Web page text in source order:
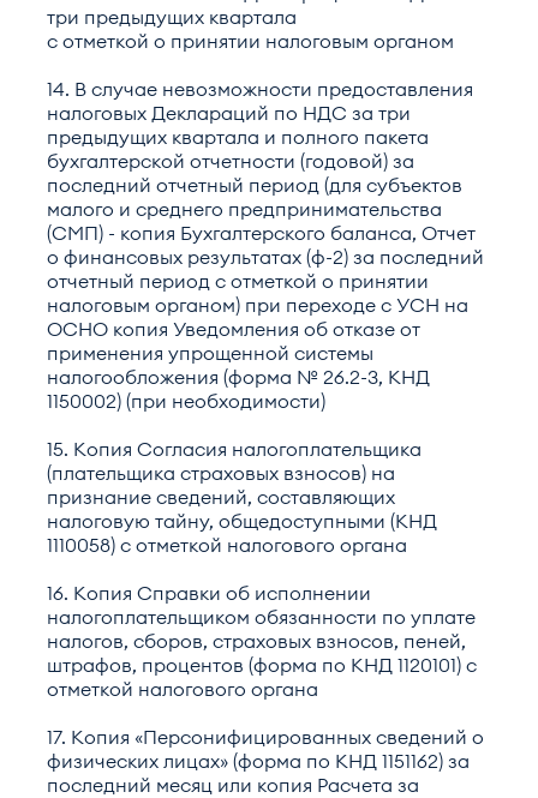
три предыдущих квартала
с отметкой о принятии налоговым органом
14. В случае невозможности предоставления
налоговых Деклараций по НДС за три
предыдущих квартала и полного пакета
бухгалтерской отчетности (годовой) за
последний отчетный период (для субъектов
малого и среднего предпринимательства
(СМП) - копия Бухгалтерского баланса, Отчет
о финансовых результатах (ф-2) за последний
отчетный период с отметкой о принятии
налоговым органом) при переходе с УСН на
ОСНО копия Уведомления об отказе от
применения упрощенной системы
налогообложения (форма № 26.2-3, КНД
1150002) (при необходимости)
15. Копия Согласия налогоплательщика
(плательщика страховых взносов) на
признание сведений, составляющих
налоговую тайну, общедоступными (КНД
1110058) с отметкой налогового органа
16. Копия Справки об исполнении
налогоплательщиком обязанности по уплате
налогов, сборов, страховых взносов, пеней,
штрафов, процентов (форма по КНД 1120101) с
отметкой налогового органа
17. Копия «Персонифицированных сведений о
физических лицах» (форма по КНД 1151162) за
последний месяц или копия Расчета за